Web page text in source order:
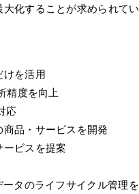
化することが求められてい
けを活用
精度を向上
応
商品・サービスを開発
ービスを提案
ータのライフサイクル管理を